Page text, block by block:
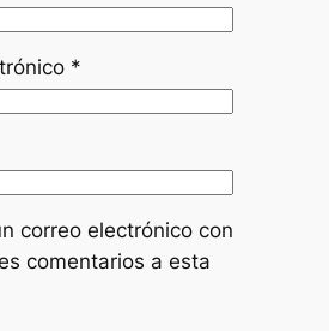
*
correo electrónico con
comentarios a esta